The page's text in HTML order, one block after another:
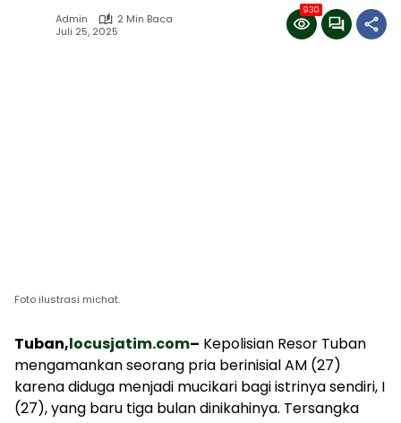
Admin
2 Min Baca
Juli 25, 2025
930
Foto ilustrasi michat.
Tuban,locusjatim.com– Kepolisian Resor Tuban
mengamankan seorang pria berinisial AM (27)
karena diduga menjadi mucikari bagi istrinya sendiri, I
(27), yang baru tiga bulan dinikahinya. Tersangka